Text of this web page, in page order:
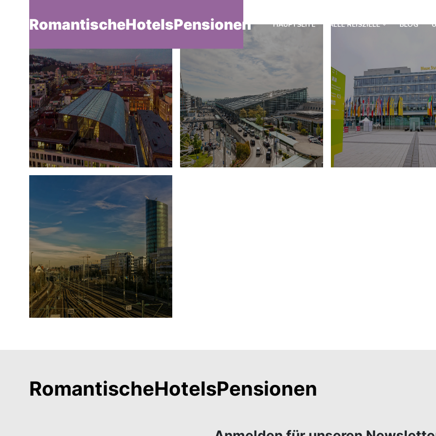
RomantischeHotelsPensionen HAUPTSEITE ALLE REISZIELE BLOG
RomantischeHotelsPensionen